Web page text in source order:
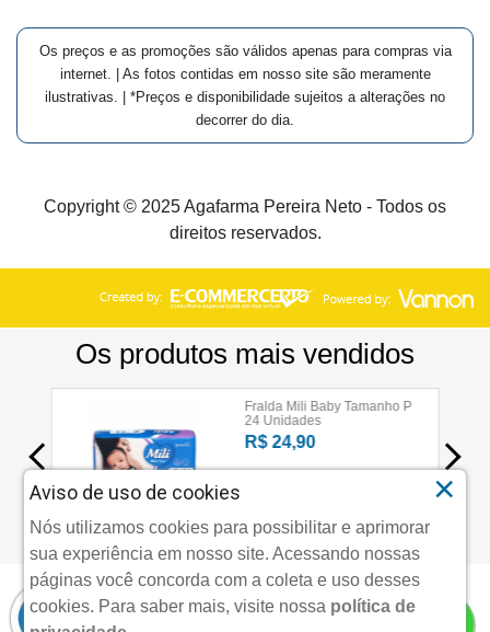
Os preços e as promoções são válidos apenas para compras via
internet. | As fotos contidas em nosso site são meramente
ilustrativas. | *Preços e disponibilidade sujeitos a alterações no
decorrer do dia.
Copyright © 2025 Agafarma Pereira Neto - Todos os
direitos reservados.
Aviso de uso de cookies
Nós utilizamos cookies para possibilitar e aprimorar
sua experiência em nosso site. Acessando nossas
páginas você concorda com a coleta e uso desses
cookies. Para saber mais, visite nossa política de
×